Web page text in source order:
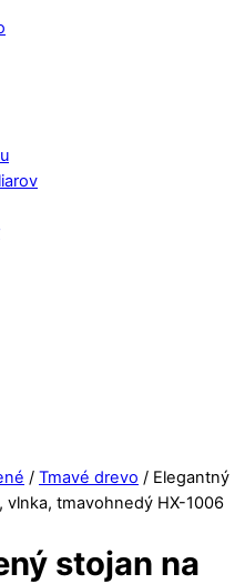
/ Tmavé drevo / Elegantný
tmavohnedý HX-1006
stojan na